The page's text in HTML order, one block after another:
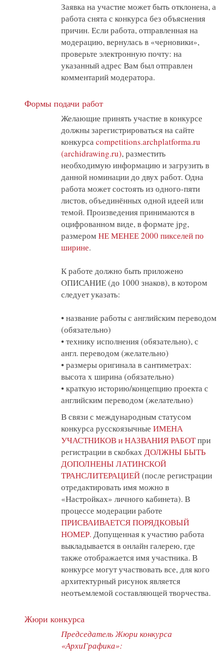
Заявка на участие может быть отклонена, а
работа снята с конкурса без объяснения
причин. Если работа, отправленная на
модерацию, вернулась в «черновики»,
проверьте электронную почту: на
указанный адрес Вам был отправлен
комментарий модератора.
Формы подачи работ
Желающие принять участие в конкурсе
должны зарегистрироваться на сайте
конкурсаcompetitions.archplatforma.ru
(archidrawing.ru), разместить
необходимую информацию и загрузить в
данной номинации до двух работ. Одна
работа может состоять из одного-пяти
листов, объединённых одной идеей или
темой. Произведения принимаются в
оцифрованном виде, в формате jpg,
размеромНЕ МЕНЕЕ 2000 пикселей по
ширине.
К работе должно быть приложено
ОПИСАНИЕ (до 1000 знаков), в котором
следует указать:
• название работы с английским переводом
(обязательно)
• технику исполнения (обязательно), с
англ. переводом (желательно)
• размеры оригинала в сантиметрах:
высота x ширина (обязательно)
• краткую историю/концепцию проекта с
английским переводом (желательно)
В связи с международным статусом
конкурса русскоязычные ИМЕНА
УЧАСТНИКОВ и НАЗВАНИЯ РАБОТпри
регистрации в скобках ДОЛЖНЫ БЫТЬ
ДОПОЛНЕНЫ ЛАТИНСКОЙ
ТРАНСЛИТЕРАЦИЕЙ(после регистрации
отредактировать имя можно в
«Настройках» личного кабинета). В
процессе модерации работе
ПРИСВАИВАЕТСЯ ПОРЯДКОВЫЙ
НОМЕР. Допущенная к участию работа
выкладывается в онлайн галерею, где
также отображается имя участника. В
конкурсе могут участвовать все, для кого
архитектурный рисунок является
неотъемлемой составляющей творчества.
Жюри конкурса
Председатель Жюри конкурса
«АрхиГрафика»: